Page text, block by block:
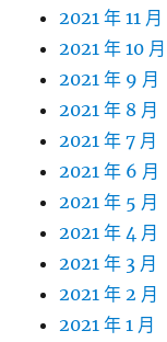
2021 年 11 月
2021 年 10 月
2021 年 9 月
2021 年 8 月
2021 年 7 月
2021 年 6 月
2021 年 5 月
2021 年 4 月
2021 年 3 月
2021 年 2 月
2021 年 1 月